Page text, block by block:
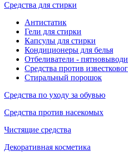
Средства для стирки
Антистатик
Гели для стирки
Капсулы для стирки
Кондиционеры для белья
Отбеливатели -
Средства против
Стиральный порошок
Средства по уходу за обувью
Средства против насекомых
Чистящие средства
Декоративная косметика